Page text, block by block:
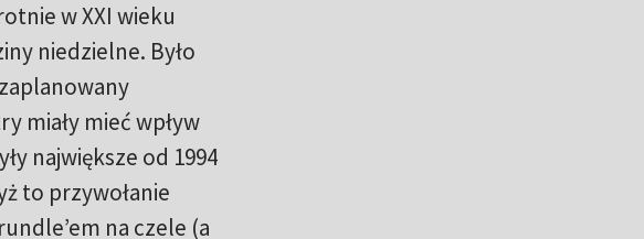
w XXI wieku
niedzielne. Było
miały mieć wpływ
największe od 1994
to przywołanie
na czele (a